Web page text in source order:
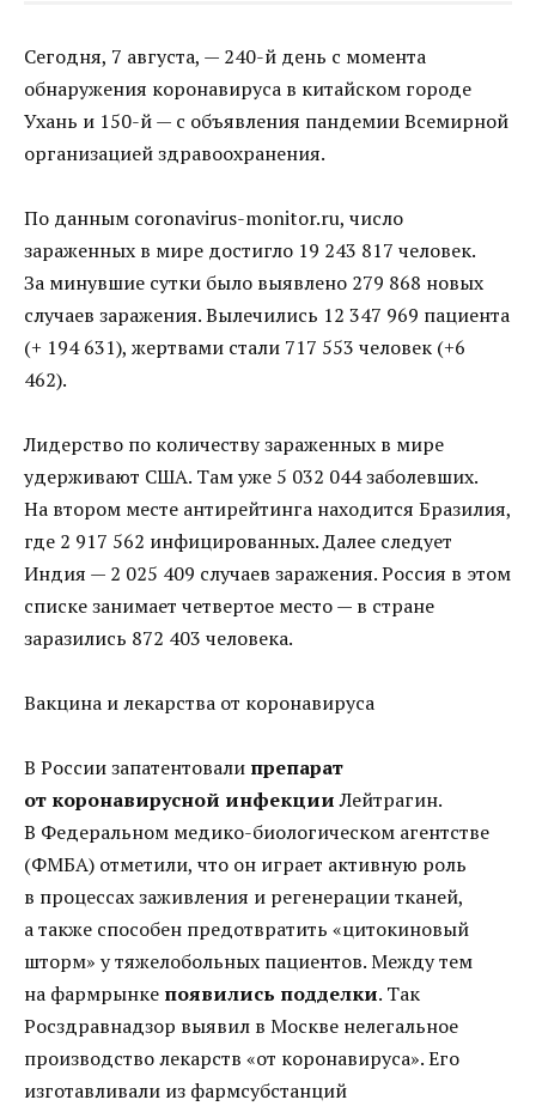
Сегодня, 7 августа, — 240-й день с момента
обнаружения коронавируса в китайском городе
Ухань и 150-й — с объявления пандемии Всемирной
организацией здравоохранения.
По данным coronavirus-monitor.ru, число
зараженных в мире достигло 19 243 817 человек.
За минувшие сутки было выявлено 279 868 новых
случаев заражения. Вылечились 12 347 969 пациента
(+ 194 631), жертвами стали 717 553 человек (+6
462).
Лидерство по количеству зараженных в мире
удерживают США. Там уже 5 032 044 заболевших.
На втором месте антирейтинга находится Бразилия,
где 2 917 562 инфицированных. Далее следует
Индия — 2 025 409 случаев заражения. Россия в этом
списке занимает четвертое место — в стране
заразились 872 403 человека.
Вакцина и лекарства от коронавируса
В России запатентовали препарат
от коронавирусной инфекцииЛейтрагин.
В Федеральном медико-биологическом агентстве
(ФМБА) отметили, что он играет активную роль
в процессах заживления и регенерации тканей,
а также способен предотвратить «цитокиновый
шторм» у тяжелобольных пациентов. Между тем
на фармрынке появились подделки. Так
Росздравнадзор выявил в Москве нелегальное
производство лекарств «от коронавируса». Его
изготавливали из фармсубстанций